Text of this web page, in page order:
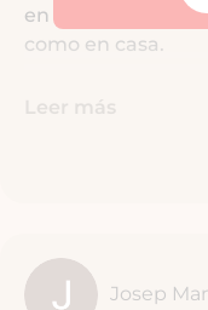
en todo
como en casa.
Josep